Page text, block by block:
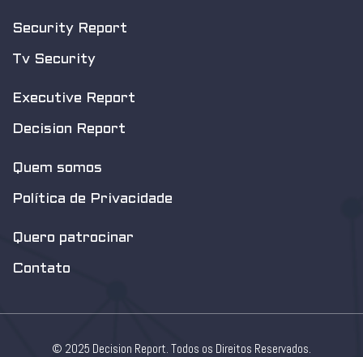
Security Report
Tv Security
Executive Report
Decision Report
Quem somos
Política de Privacidade
Quero patrocinar
Contato
© 2025 Decision Report. Todos os Direitos Reservados.